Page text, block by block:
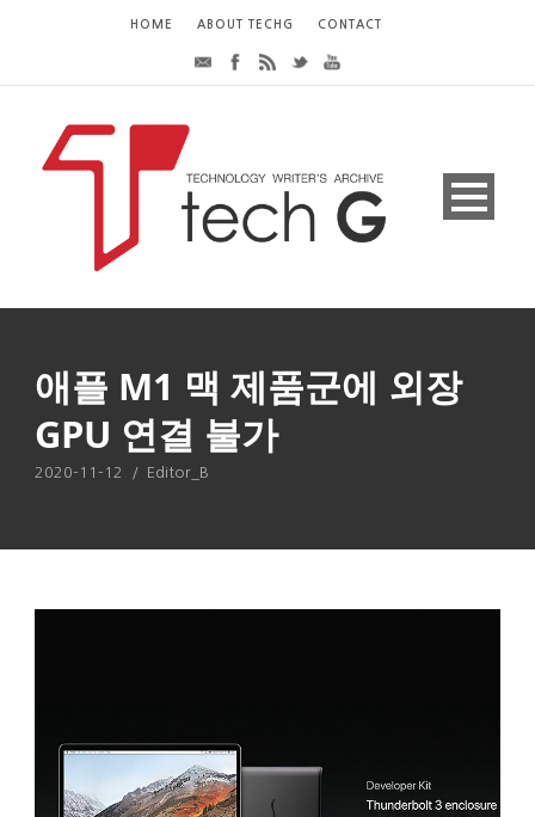
HOME ABOUT TECHG CONTACT
애플 M1 맥 제품군에 외장
GPU 연결 불가
2020-11-12 / Editor_B